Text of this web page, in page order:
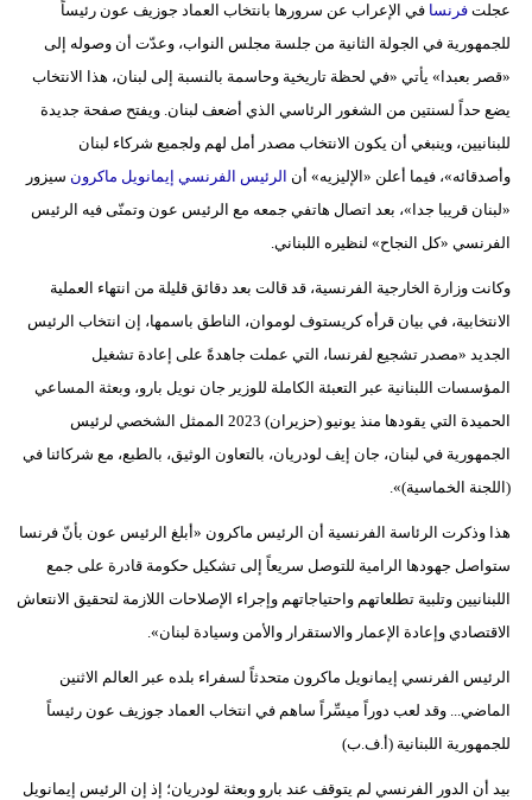
إسلامية
علوم
وتكنولوجيا
بيئة
أبراج
فيديو
سيارات
عجلتفرنسافي الإعراب عن سرورها بانتخاب العماد جوزيف عون رئيساً
للجمهورية في الجولة الثانية من جلسة مجلس النواب، وعدّت أن وصوله إلى
«قصر بعبدا» يأتي «في لحظة تاريخية وحاسمة بالنسبة إلى لبنان، هذا الانتخاب
يضع حداً لسنتين من الشغور الرئاسي الذي أضعف لبنان. ويفتح صفحة جديدة
للبنانيين، وينبغي أن يكون الانتخاب مصدر أمل لهم ولجميع شركاء لبنان
وأصدقائه»، فيما أعلن «الإليزيه» أن الرئيس الفرنسي إيمانويل ماكرون سيزور
«لبنان قريبا جدا»، بعد اتصال هاتفي جمعه مع الرئيس عون وتمنّى فيه الرئيس
الفرنسي «كل النجاح» لنظيره اللبناني.
وكانت وزارة الخارجية الفرنسية، قد قالت بعد دقائق قليلة من انتهاء العملية
الانتخابية، في بيان قرأه كريستوف لوموان، الناطق باسمها، إن انتخاب الرئيس
الجديد «مصدر تشجيع لفرنسا، التي عملت جاهدةً على إعادة تشغيل
المؤسسات اللبنانية عبر التعبئة الكاملة للوزير جان نويل بارو، وبعثة المساعي
الحميدة التي يقودها منذ يونيو (حزيران) 2023 الممثل الشخصي لرئيس
الجمهورية في لبنان، جان إيف لودريان، بالتعاون الوثيق، بالطبع، مع شركائنا في
(اللجنة الخماسية)».
هذا وذكرت الرئاسة الفرنسية أن الرئيس ماكرون «أبلغ الرئيس عون بأنّ فرنسا
ستواصل جهودها الرامية للتوصل سريعاً إلى تشكيل حكومة قادرة على جمع
اللبنانيين وتلبية تطلعاتهم واحتياجاتهم وإجراء الإصلاحات اللازمة لتحقيق الانتعاش
الاقتصادي وإعادة الإعمار والاستقرار والأمن وسيادة لبنان».
الرئيس الفرنسي إيمانويل ماكرون متحدثاً لسفراء بلده عبر العالم الاثنين
الماضي... وقد لعب دوراً ميسِّراً ساهم في انتخاب العماد جوزيف عون رئيساً
للجمهورية اللبنانية (أ.ف.ب)
بيد أن الدور الفرنسي لم يتوقف عند بارو وبعثة لودريان؛ إذ إن الرئيس إيمانويل